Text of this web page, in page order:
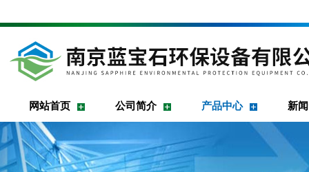
网站首页 公司简介 产品中心 新